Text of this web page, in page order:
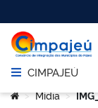
Abrir menu
CIMPAJEÚ
Você está aqui:
> Mídia >